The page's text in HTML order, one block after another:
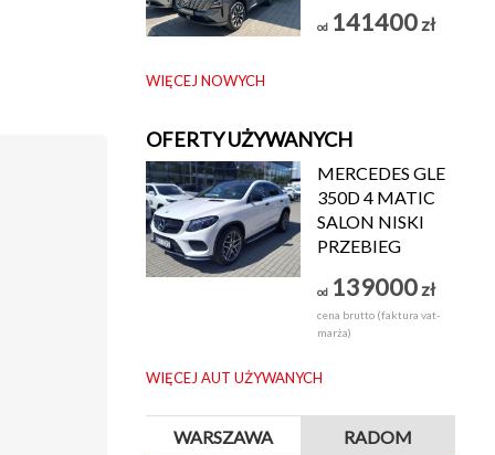
od 141400 zł
WIĘCEJ NOWYCH
OFERTY UŻYWANYCH
MERCEDES GLE
350D 4 MATIC
SALON NISKI
PRZEBIEG
od 139000 zł
cena brutto (faktura vat-
marża)
WIĘCEJ AUT UŻYWANYCH
WARSZAWA RADOM